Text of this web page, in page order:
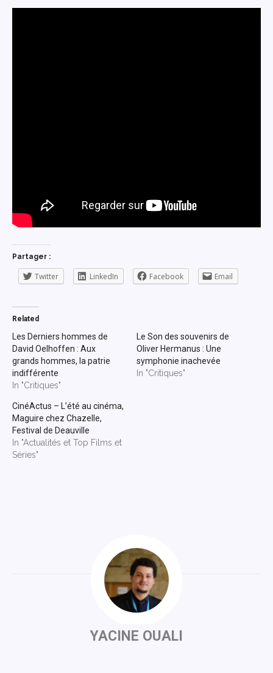
Partager :
Twitter LinkedIn Facebook Email
Related
Les Derniers hommes de
David Oelhoffen : Aux
grands hommes, la patrie
indifférente
In "Critiques"
Le Son des souvenirs de
Oliver Hermanus : Une
symphonie inachevée
In "Critiques"
CinéActus – L’été au cinéma,
Maguire chez Chazelle,
Festival de Deauville
In "Actualités et Top Films et
Séries"
YACINE OUALI